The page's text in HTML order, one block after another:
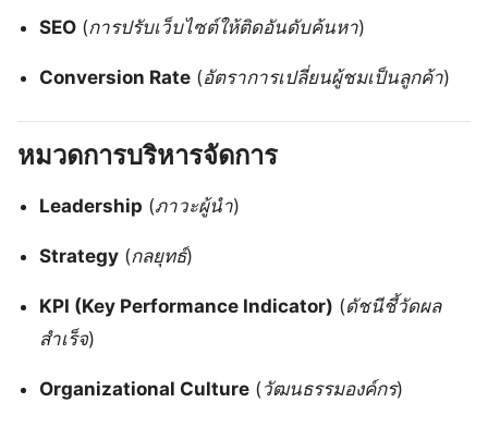
SEO (การปรับเว็บไซต์ให้ติดอันดับค้นหา)
Conversion Rate (อัตราการเปลี่ยนผู้ชมเป็นลูกค้า)
หมวดการบริหารจัดการ
Leadership (ภาวะผู้นำ)
Strategy (กลยุทธ์)
KPI (Key Performance Indicator) (ดัชนีชี้วัดผล
สำเร็จ)
Organizational Culture (วัฒนธรรมองค์กร)